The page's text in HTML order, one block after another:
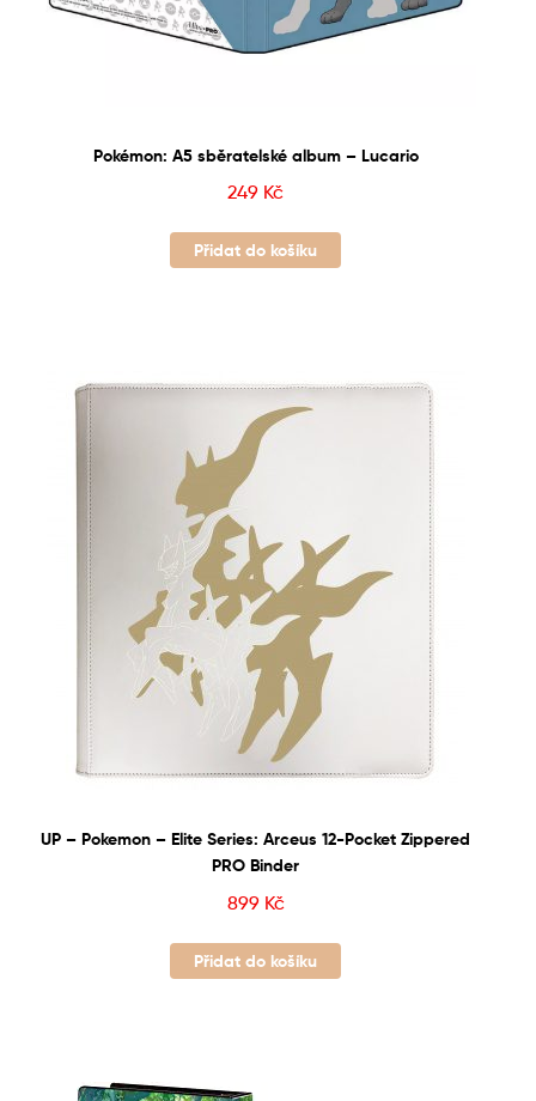
Pokémon: A5 sběratelské album – Lucario
249 Kč
Přidat do košíku
UP – Pokemon – Elite Series: Arceus 12-Pocket Zippered
PRO Binder
899 Kč
Přidat do košíku